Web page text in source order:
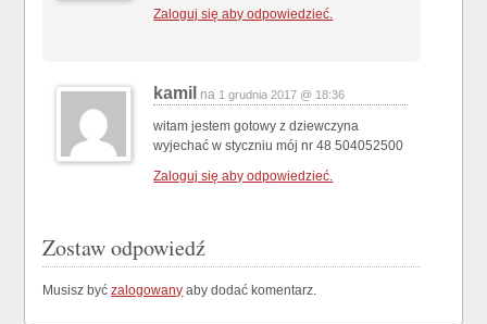
Zaloguj się aby odpowiedzieć.
kamil na 1 grudnia 2017 @ 18:36
witam jestem gotowy z dziewczyna
wyjechać w styczniu mój nr 48 504052500
Zaloguj się aby odpowiedzieć.
Zostaw odpowiedź
Musisz byćzalogowany aby dodać komentarz.